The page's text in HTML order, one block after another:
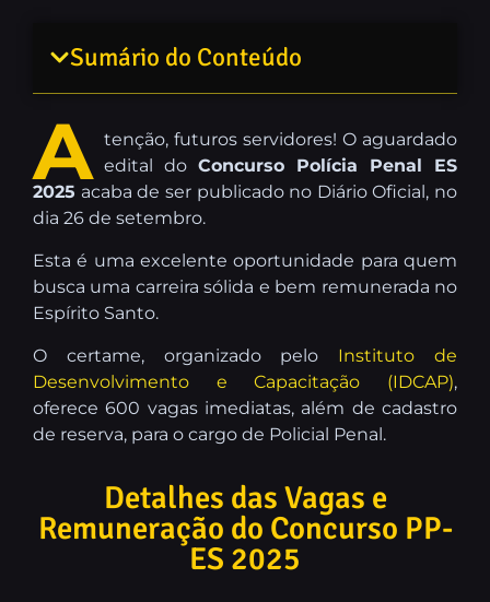
Sumário do Conteúdo
A tenção, futuros servidores! O aguardado
edital do Concurso Polícia Penal ES
2025 acaba de ser publicado no Diário Oficial, no
dia 26 de setembro.
Esta é uma excelente oportunidade para quem
busca uma carreira sólida e bem remunerada no
Espírito Santo.
O certame, organizado pelo Instituto de
Desenvolvimento e Capacitação (IDCAP),
oferece 600 vagas imediatas, além de cadastro
de reserva, para o cargo de Policial Penal.
Detalhes das Vagas e
Remuneração do Concurso PP-
ES 2025